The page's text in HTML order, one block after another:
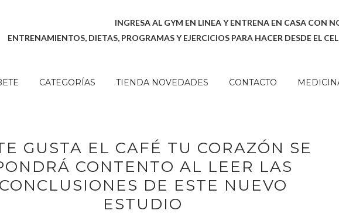
INGRESA AL GYM EN LINEA Y ENTRENA EN CASA CON
ENTRENAMIENTOS, DIETAS, PROGRAMAS Y EJERCICIOS PARA HACER DESDE EL
CATEGORÍAS TIENDA NOVEDADES CONTACTO
GUSTA EL CAFÉ TU CORAZÓN SE
CONTENTO AL LEER LAS
CONCLUSIONES DE ESTE NUEVO
ESTUDIO